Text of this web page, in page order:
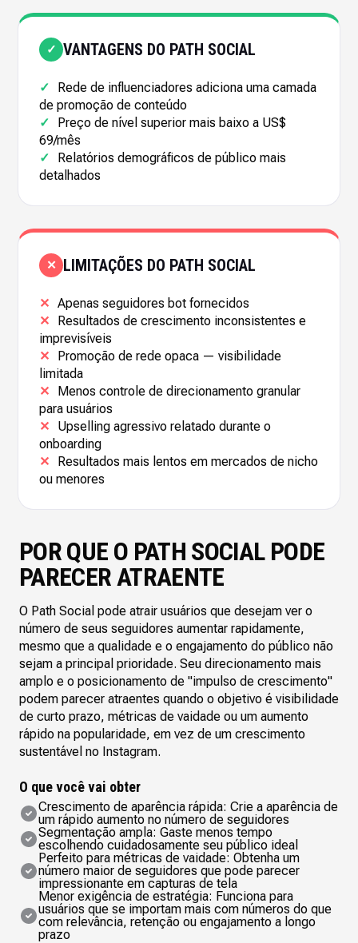
✓ VANTAGENS DO PATH SOCIAL
✓
Rede de influenciadores adiciona uma camada
de promoção de conteúdo
✓
Preço de nível superior mais baixo a US$
69/mês
✓
Relatórios demográficos de público mais
detalhados
✕ LIMITAÇÕES DO PATH SOCIAL
✕ Apenas seguidores bot fornecidos
✕
Resultados de crescimento inconsistentes e
imprevisíveis
✕
Promoção de rede opaca — visibilidade
limitada
✕
Menos controle de direcionamento granular
para usuários
✕
Upselling agressivo relatado durante o
onboarding
✕
Resultados mais lentos em mercados de nicho
ou menores
POR QUE O PATH SOCIAL PODE
PARECER ATRAENTE
O Path Social pode atrair usuários que desejam ver o
número de seus seguidores aumentar rapidamente,
mesmo que a qualidade e o engajamento do público não
sejam a principal prioridade. Seu direcionamento mais
amplo e o posicionamento de "impulso de crescimento"
podem parecer atraentes quando o objetivo é visibilidade
de curto prazo, métricas de vaidade ou um aumento
rápido na popularidade, em vez de um crescimento
sustentável no Instagram.
O que você vai obter
Crescimento de aparência rápida: Crie a aparência de
um rápido aumento no número de seguidores
Segmentação ampla: Gaste menos tempo
escolhendo cuidadosamente seu público ideal
Perfeito para métricas de vaidade: Obtenha um
número maior de seguidores que pode parecer
impressionante em capturas de tela
Menor exigência de estratégia: Funciona para
usuários que se importam mais com números do que
com relevância, retenção ou engajamento a longo
prazo